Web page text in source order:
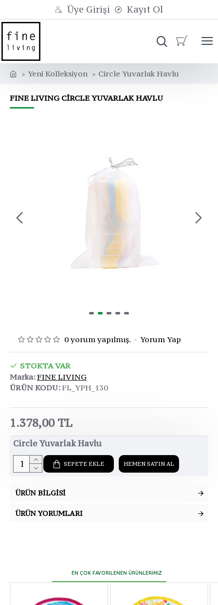
Üye Girişi Kayıt Ol
Yeni Kolleksiyon Circle Yuvarlak Havlu
FINE LIVING CIRCLE YUVARLAK HAVLU
0 yorum yapılmış. - Yorum Yap
1.378,00 TL
STOKTA VAR
Marka:FINE LIVING
ÜRÜN KODU:FL_YPH_130
Circle Yuvarlak Havlu
SEPETE EKLE HEMEN SATIN AL
ÜRÜN BILGISI
ÜRÜN YORUMLARI
EN ÇOK FAVORILENEN ÜRÜNLERIMIZ